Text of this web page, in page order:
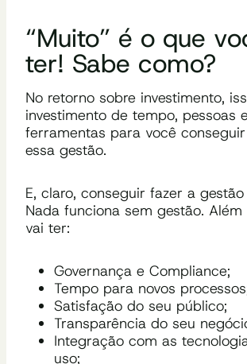
“Muito” é o que
ter! Sabe como?
No retorno sobre investimento,
investimento de tempo, pessoas e
ferramentas para você
essa gestão.
E, claro, conseguir fazer a
Nada funciona sem gestão. Além
vai ter:
Governança e Compliance;
Tempo para novos
Satisfação do seu público;
Transparência do seu
Integração com as
uso;